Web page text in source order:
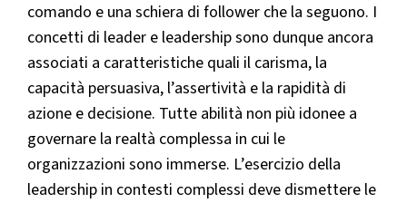
comando e una schiera di follower che la seguono. I
concetti di leader e leadership sono dunque ancora
associati a caratteristiche quali il carisma, la
capacità persuasiva, l’assertività e la rapidità di
azione e decisione. Tutte abilità non più idonee a
governare la realtà complessa in cui le
organizzazioni sono immerse. L’esercizio della
leadership in contesti complessi deve dismettere le